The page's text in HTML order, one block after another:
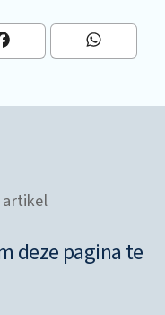
artikel
deze pagina te